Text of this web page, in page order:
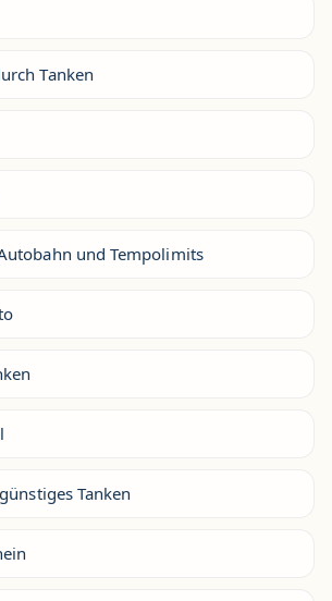
Tanken
und Tempolimits
Tanken